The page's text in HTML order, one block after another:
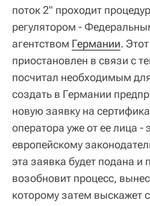
поток 2" проходит
регулятором -
агентством Германии.
приостановлен в связи с
посчитал необходимым
создать в Германии
новую заявку на
оператора уже от ее лица -
европейскому
эта заявка будет подана и
возобновит процесс,
которому затем выскажет